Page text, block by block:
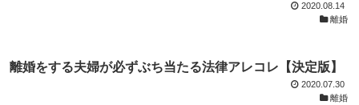
2020.08.14
離婚
離婚をする夫婦が必ずぶち当たる法律アレコレ【決定版】
2020.07.30
離婚